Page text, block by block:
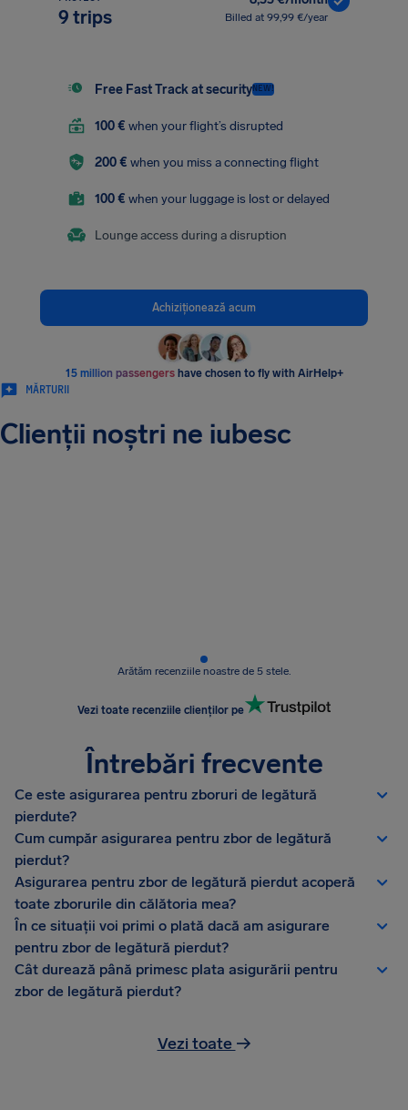
9 trips Billed at 99,99 €/year
Free Fast Track at securityNEW!
100 € when your flight’s disrupted
200 € when you miss a connecting flight
100 € when your luggage is lost or delayed
Lounge access during a disruption
Achiziționează acum
15 million passengershave chosen to fly with AirHelp+
MĂRTURII
Clienții noștri ne iubesc
Arătăm recenziile noastre de 5 stele.
Vezi toate recenziile clienților pe
Întrebări frecvente
Ce este asigurarea pentru zboruri de legătură
pierdute?
Cum cumpăr asigurarea pentru zbor de legătură
pierdut?
Asigurarea pentru zbor de legătură pierdut acoperă
toate zborurile din călătoria mea?
În ce situații voi primi o plată dacă am asigurare
pentru zbor de legătură pierdut?
Cât durează până primesc plata asigurării pentru
zbor de legătură pierdut?
Vezi toate →